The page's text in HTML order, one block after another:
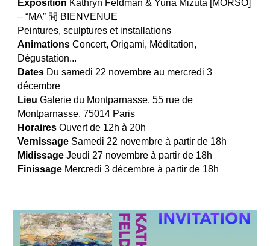
Exposition Kathryn Feldman & Yuria Mizuta [MORSO]
– “MA” 間 BIENVENUE
Peintures, sculptures et installations
Animations Concert, Origami, Méditation,
Dégustation...
Dates Du samedi 22 novembre au mercredi 3
décembre
Lieu Galerie du Montparnasse, 55 rue de
Montparnasse, 75014 Paris
Horaires Ouvert de 12h à 20h
Vernissage Samedi 22 novembre à partir de 18h
Midissage Jeudi 27 novembre à partir de 18h
Finissage Mercredi 3 décembre à partir de 18h